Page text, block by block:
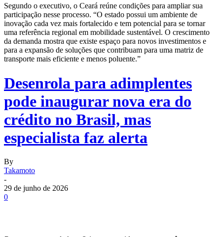
Segundo o executivo, o Ceará reúne condições para ampliar sua
participação nesse processo. “O estado possui um ambiente de
inovação cada vez mais fortalecido e tem potencial para se tornar
uma referência regional em mobilidade sustentável. O crescimento
da demanda mostra que existe espaço para novos investimentos e
para a expansão de soluções que contribuam para uma matriz de
transporte mais eficiente e menos poluente.”
Desenrola para adimplentes
pode inaugurar nova era do
crédito no Brasil, mas
especialista faz alerta
By
Takamoto
-
29 de junho de 2026
0